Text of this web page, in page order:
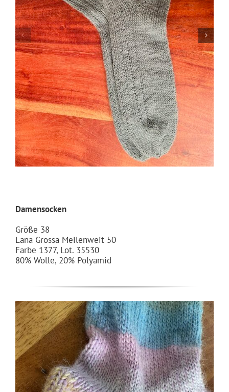
Damensocken
Größe 38
Lana Grossa Meilenweit 50
Farbe 1377, Lot. 35530
80% Wolle, 20% Polyamid